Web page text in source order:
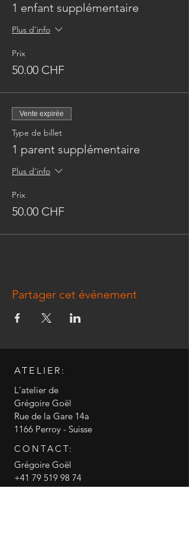
1 enfant supplémentaire
Plus d'info
Prix
50.00 CHF
Vente expirée
Type de billet
1 parent supplémentaire
Plus d'info
Prix
50.00 CHF
Partager cet événement
ATELIER:
L'atelier de
Grégoire Goël
Rue de la Gare 14a
1166 Perroy - Suisse
CONTACT:
Grégoire Goël
+41 79 519 98 74
info@gregoire-goel.com